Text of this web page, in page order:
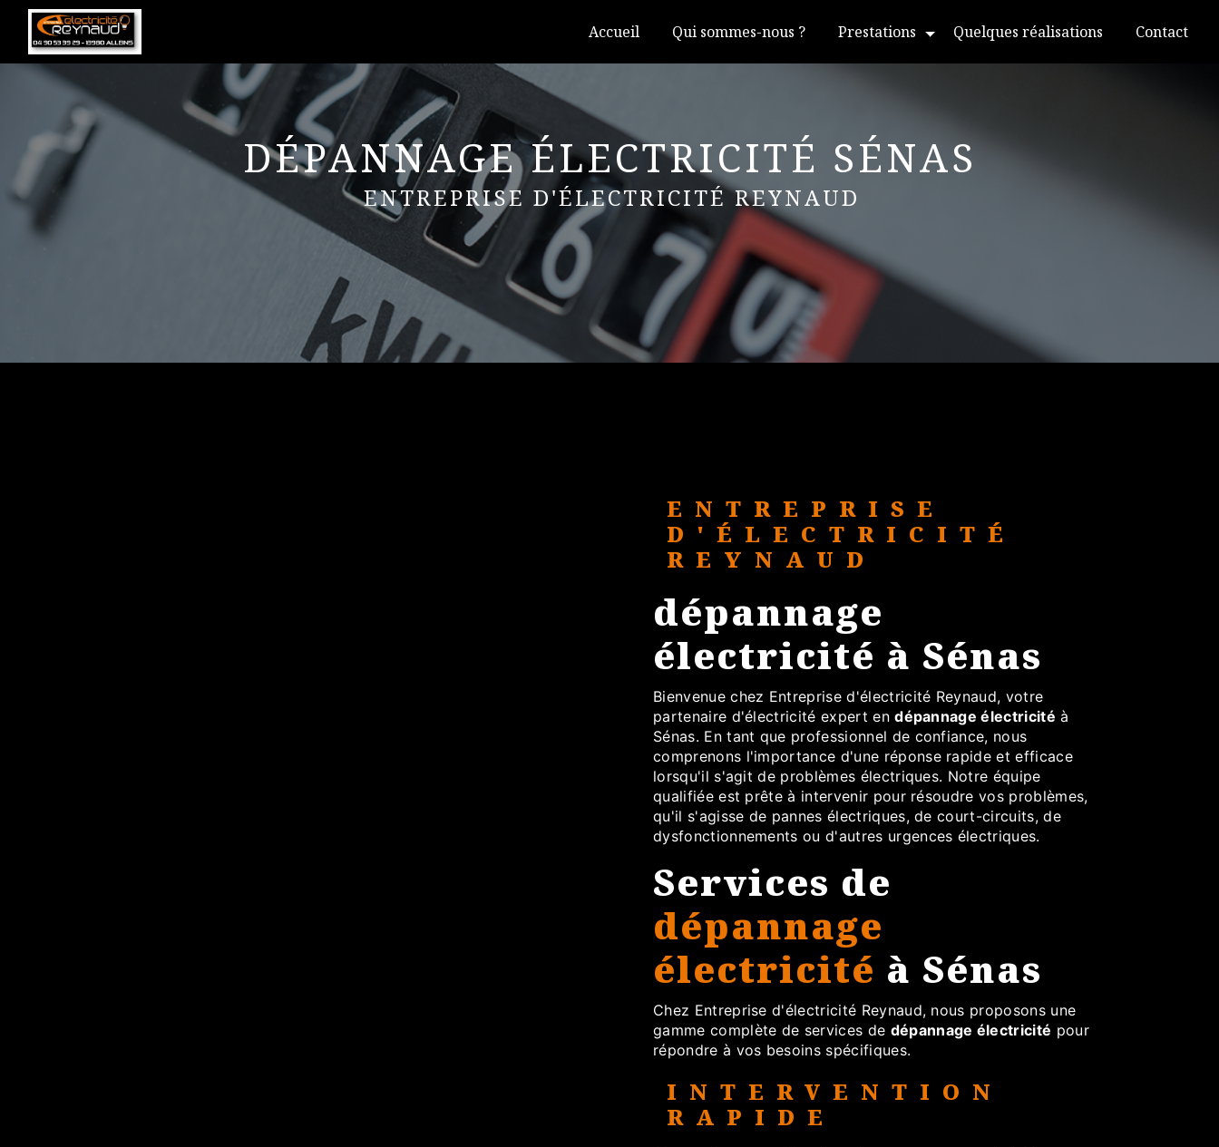
Accueil Qui sommes-nous ? Prestations Quelques réalisations Contact
DÉPANNAGE ÉLECTRICITÉ SÉNAS
ENTREPRISE D'ÉLECTRICITÉ REYNAUD
ENTREPRISE
D'ÉLECTRICITÉ
REYNAUD
dépannage
électricité à Sénas
Bienvenue chez Entreprise d'électricité Reynaud, votre
partenaire d'électricité expert endépannage électricité à
Sénas. En tant que professionnel de confiance, nous
comprenons l'importance d'une réponse rapide et efficace
lorsqu'il s'agit de problèmes électriques. Notre équipe
qualifiée est prête à intervenir pour résoudre vos problèmes,
qu'il s'agisse de pannes électriques, de court-circuits, de
dysfonctionnements ou d'autres urgences électriques.
Services de
dépannage
électricité à Sénas
Chez Entreprise d'électricité Reynaud, nous proposons une
gamme complète de services de dépannage électricité pour
répondre à vos besoins spécifiques.
INTERVENTION
RAPIDE
Panneau de gestion des cookies